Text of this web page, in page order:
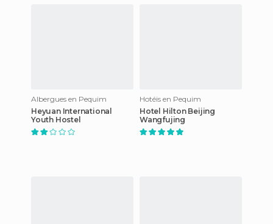
Albergues en Pequim
Heyuan International
Youth Hostel
Hotéis en Pequim
Hotel Hilton Beijing
Wangfujing